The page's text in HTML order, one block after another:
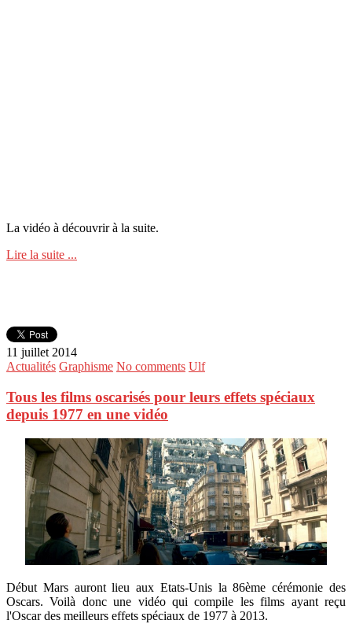
La vidéo à découvrir à la suite.
Lire la suite ...
11 juillet 2014
Actualités Graphisme No comments Ulf
Tous les films oscarisés pour leurs effets spéciaux
depuis 1977 en une vidéo
Début Mars auront lieu aux Etats-Unis la 86ème cérémonie des
Oscars. Voilà donc une vidéo qui compile les films ayant reçu
l'Oscar des meilleurs effets spéciaux de 1977 à 2013.